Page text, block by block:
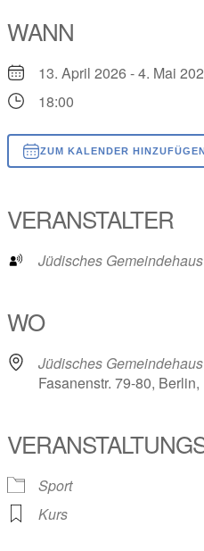
WANN
13. April 2026 - 4. Mai
18:00
ZUM KALENDER
VERANSTALTER
Jüdisches Gemeindehaus
WO
Jüdisches Gemeindehaus
Fasanenstr. 79-80, Berlin,
Sport
Kurs